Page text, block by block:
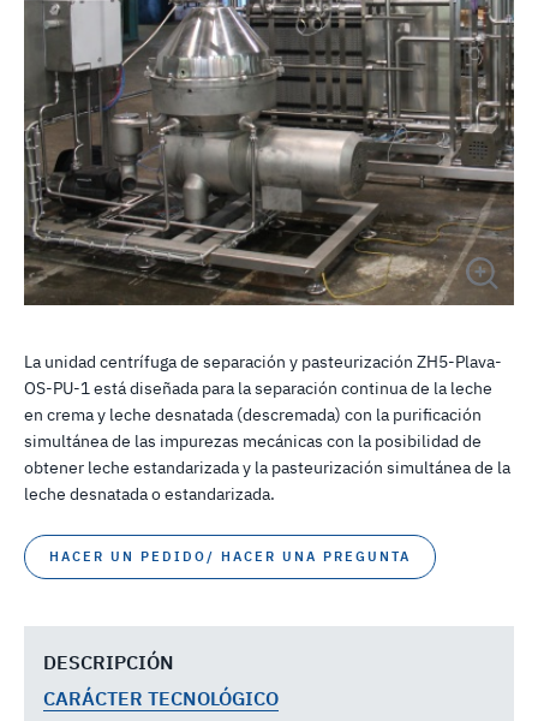
La unidad centrífuga de separación y pasteurización ZH5-Plava-
OS-PU-1 está diseñada para la separación continua de la leche
en crema y leche desnatada (descremada) con la purificación
simultánea de las impurezas mecánicas con la posibilidad de
obtener leche estandarizada y la pasteurización simultánea de la
leche desnatada o estandarizada.
HACER UN PEDIDO/ HACER UNA PREGUNTA
DESCRIPCIÓN
CARÁCTER TECNOLÓGICO